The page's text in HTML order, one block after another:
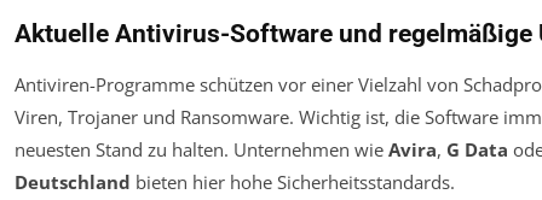
Aktuelle Antivirus-Software und regelmäßige
Antiviren-Programme schützen vor einer Vielzahl von
Viren, Trojaner und Ransomware. Wichtig ist, die Software
neuesten Stand zu halten. Unternehmen wie Avira, G Data
Deutschland bieten hier hohe Sicherheitsstandards.